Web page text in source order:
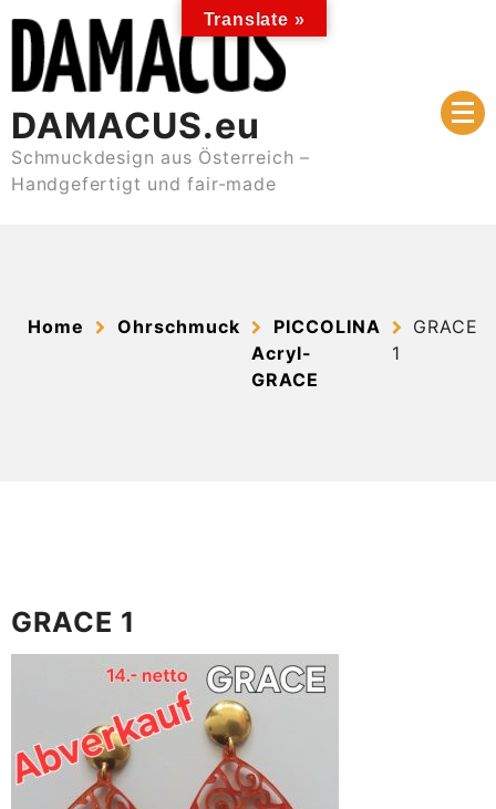
content
DAMACUS.eu
Schmuckdesign aus Österreich –
Handgefertigt und fair-made
Home Ohrschmuck
PICCOLINA
Acryl-
GRACE
GRACE
1
GRACE 1
Translate »